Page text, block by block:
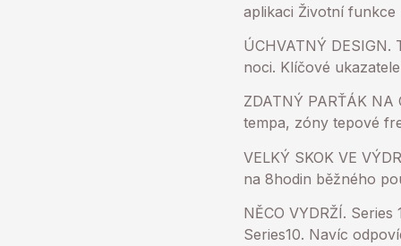
aplikaci Životní
ÚCHVATNÝ DESIGN.
noci. Klíčové
ZDATNÝ PARŤÁK
tempa, zóny tepové
VELKÝ SKOK VE
na 8hodin běžného
NĚCO VYDRŽÍ.
Series10. Navíc